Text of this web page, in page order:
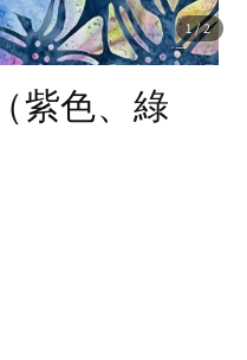
1/2
紫色、綠